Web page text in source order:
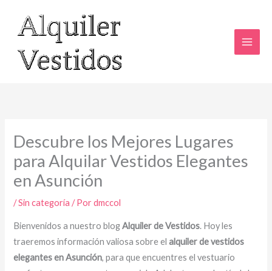
contenido
Descubre los Mejores Lugares
para Alquilar Vestidos Elegantes
en Asunción
/Sin categoría / Pordmccol
Bienvenidos a nuestro blogAlquiler de Vestidos. Hoy les
traeremos información valiosa sobre elalquiler de vestidos
elegantes en Asunción, para que encuentres el vestuario